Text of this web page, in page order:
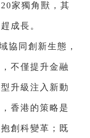
家獨角獸，其
成長。
協同創新生態，
不僅提升金融
升級注入新動
香港的策略是
創科變革；既